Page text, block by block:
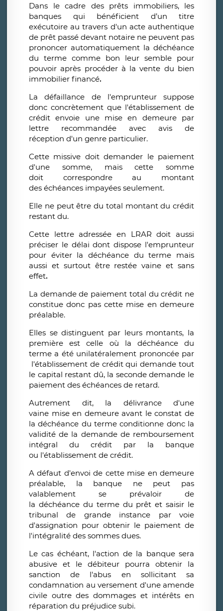
Dans le cadre des prêts immobiliers, les
banques qui bénéficient d’un titre
exécutoire au travers d'un acte authentique
de prêt passé devant notaire ne peuvent pas
prononcer automatiquement la déchéance
du terme comme bon leur semble pour
pouvoir après procéder à la vente du bien
immobilier financé.
La défaillance de l'emprunteur suppose
donc concrètement que l'établissement de
crédit envoie une mise en demeure par
lettre recommandée avec avis de
réception d'un genre particulier.
Cette missive doit demander le paiement
d'une somme, mais cette somme
doit correspondre au montant
des échéances impayées seulement.
Elle ne peut être du total montant du crédit
restant du.
Cette lettre adressée en LRAR doit aussi
préciser le délai dont dispose l'emprunteur
pour éviter la déchéance du terme mais
aussi et surtout être restée vaine et sans
effet.
La demande de paiement total du crédit ne
constitue donc pas cette mise en demeure
préalable.
Elles se distinguent par leurs montants, la
première est celle où la déchéance du
terme a été unilatéralement prononcée par
l'établissement de crédit qui demande tout
le capital restant dû, la seconde demande le
paiement des échéances de retard.
Autrement dit, la délivrance d'une
vaine mise en demeure avant le constat de
la déchéance du terme conditionne donc la
validité de la demande de remboursement
intégral du crédit par la banque
ou l'établissement de crédit.
A défaut d'envoi de cette mise en demeure
préalable, la banque ne peut pas
valablement se prévaloir de
la déchéance du terme du prêt et saisir le
tribunal de grande instance par voie
d'assignation pour obtenir le paiement de
l'intégralité des sommes dues.
Le cas échéant, l'action de la banque sera
abusive et le débiteur pourra obtenir la
sanction de l'abus en sollicitant sa
condamnation au versement d'une amende
civile outre des dommages et intérêts en
réparation du préjudice subi.